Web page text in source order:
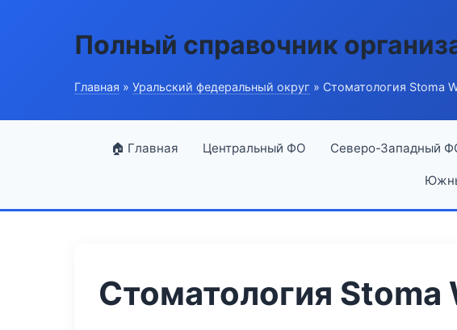
Полный справочник
Главная » Уральский федеральный округ » Стоматология Stoma
🏠 Главная Центральный ФО Северо-Западный
Стоматология Stoma